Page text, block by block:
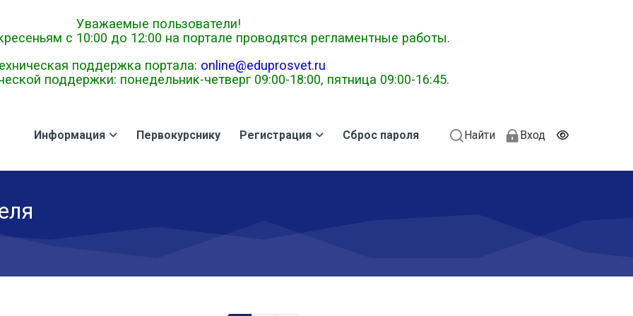
Уважаемые пользователи!
с 10:00 до 12:00 на портале проводятся регламентные работы.
поддержка портала: online@eduprosvet.ru
поддержки: понедельник-четверг 09:00-18:00, пятница 09:00-16:45.
Информация Первокурснику Регистрация Сброс пароля Найти Вход